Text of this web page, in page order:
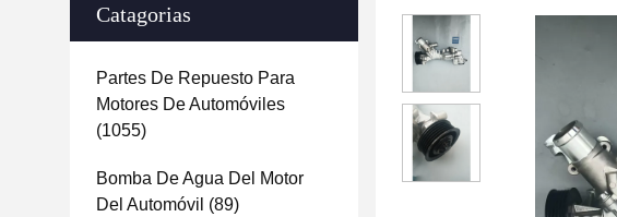
Catagorias
Partes De Repuesto Para
Motores De Automóviles
(1055)
Bomba De Agua Del Motor
Del Automóvil (89)